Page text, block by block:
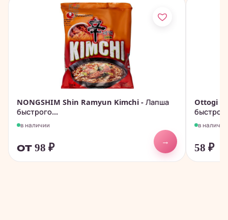
NONGSHIM Shin Ramyun Kimchi - Лапша
быстрого...
в наличии
от 98 ₽
→
Ottogi
в наличии
58₽